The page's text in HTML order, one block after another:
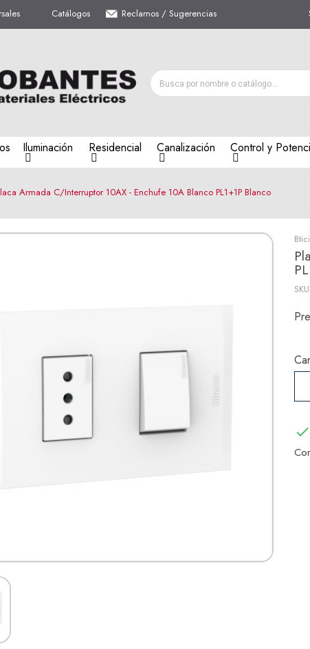
Catálogos Reclamos / Sugerencias
Iluminación Residencial Canalización Control y
Armada C/Interruptor 10AX - Enchufe 10A Blanco PL1+1P Blanco
SKU
